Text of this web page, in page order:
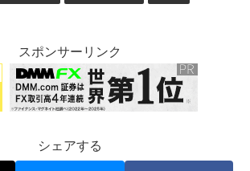
スポンサーリンク
シェアする